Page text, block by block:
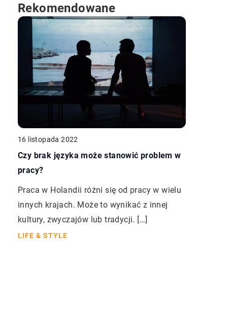
Rekomendowane
16 listopada 2022
Czy brak języka może stanowić problem w
pracy?
Praca w Holandii różni się od pracy w wielu
innych krajach. Może to wynikać z innej
kultury, zwyczajów lub tradycji. […]
LIFE & STYLE